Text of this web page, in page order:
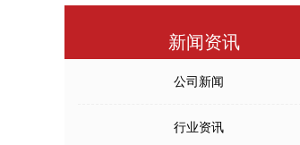
新闻资讯
公司新闻
行业资讯